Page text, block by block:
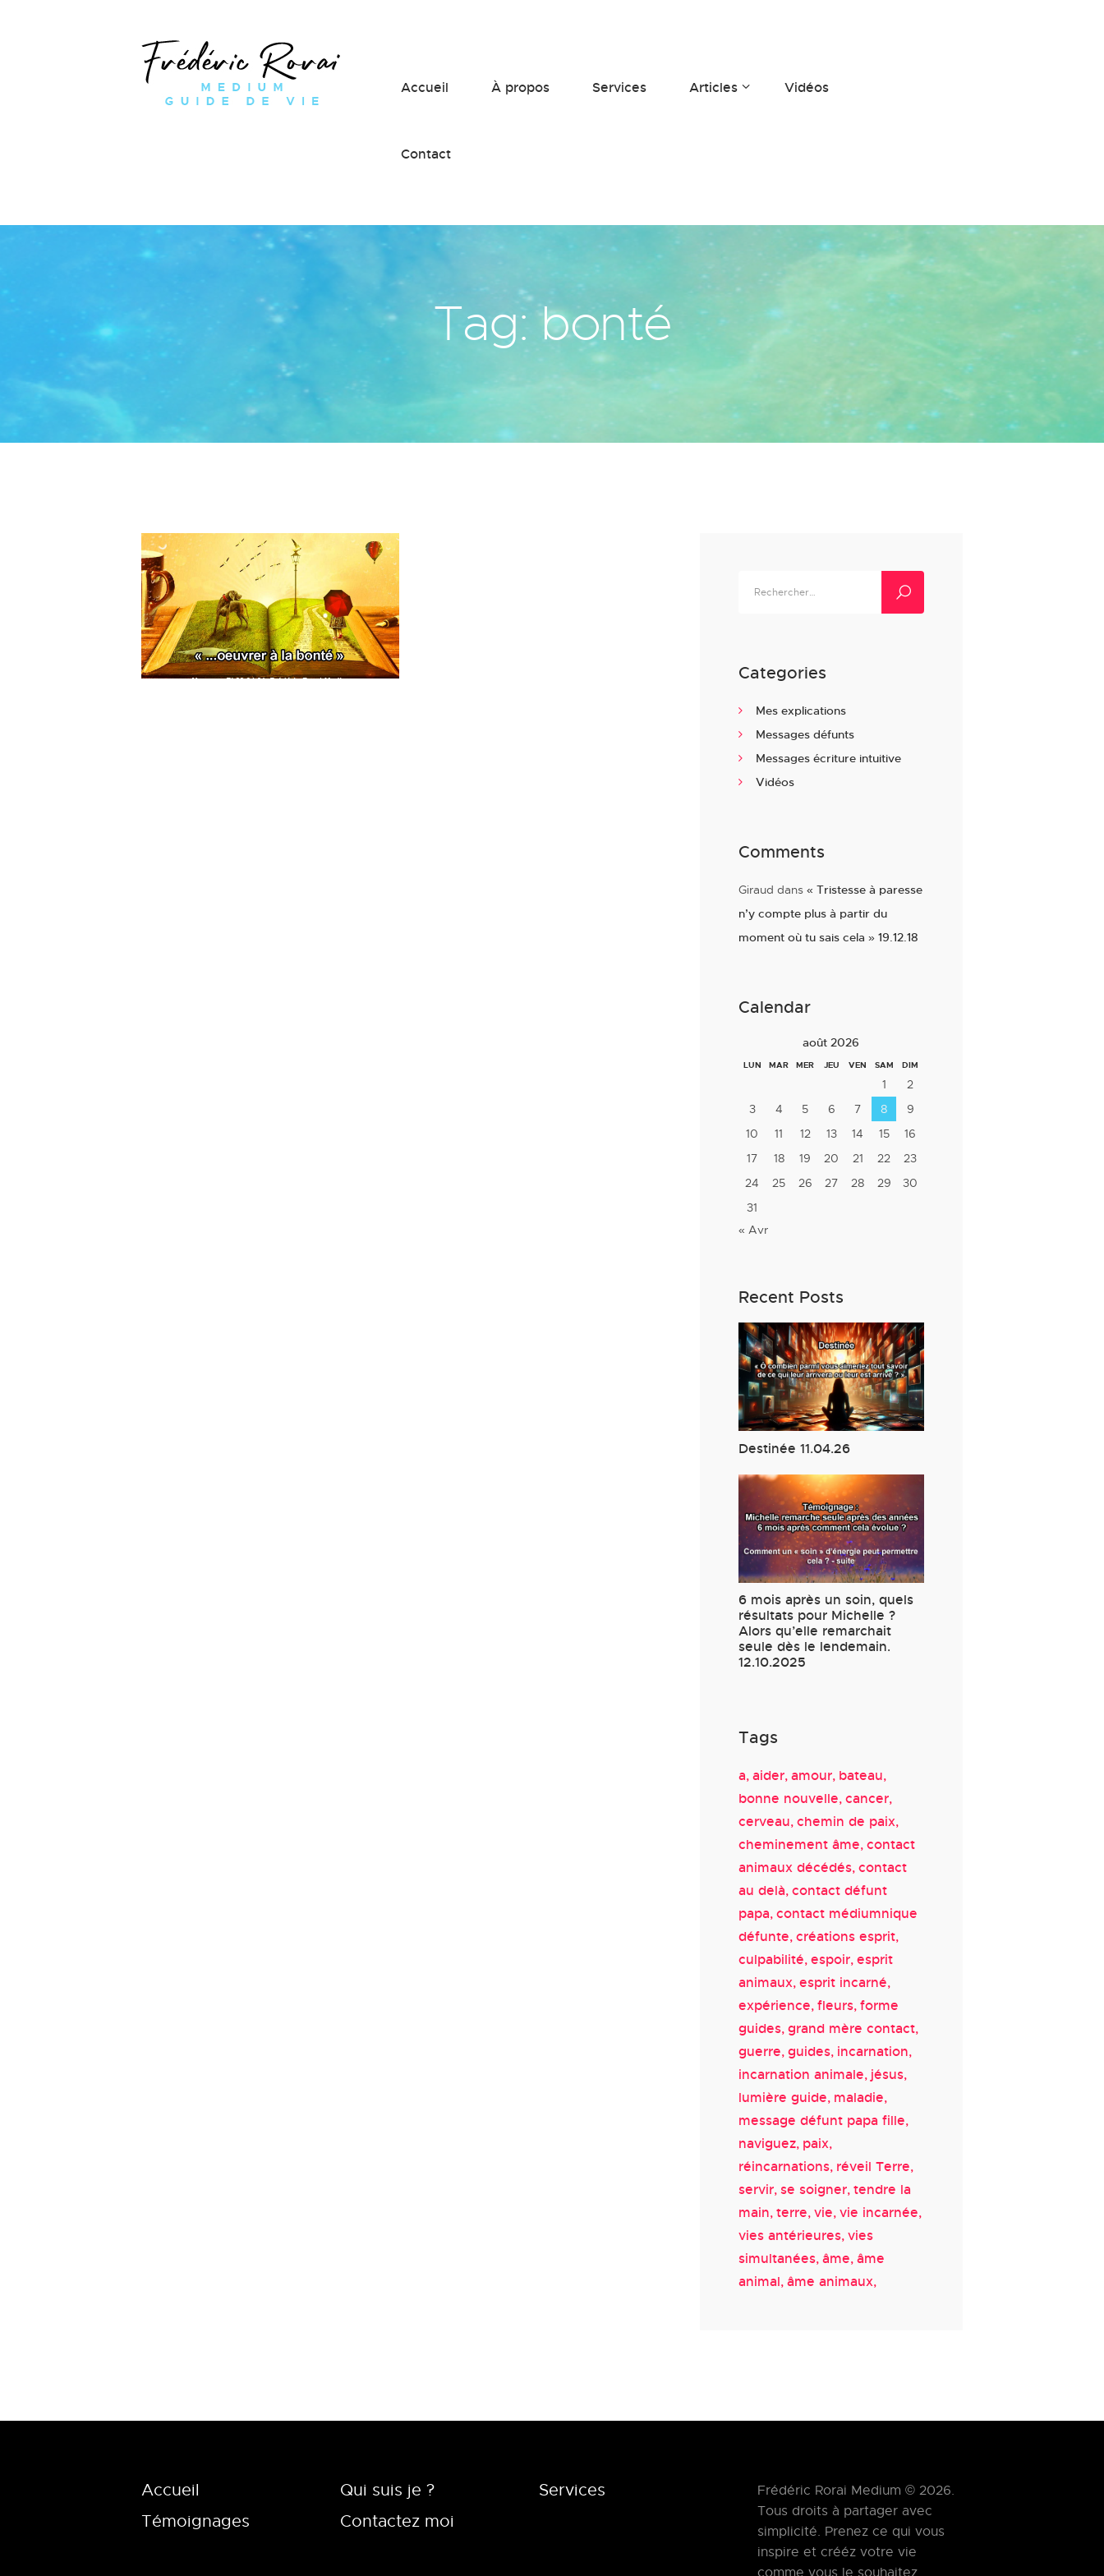
Accueil À propos Services Articles Vidéos
Contact
Tag: bonté
Categories
Mes explications
Messages défunts
Messages écriture intuitive
Vidéos
Comments
Giraud dans« Tristesse à paresse
n’y compte plus à partir du
moment où tu sais cela » 19.12.18
Calendar
août 2026
LUN MAR MER JEU VEN SAM DIM
1
2
3
4 5 6 7 8
9
10
11 12 13 14 15
16
17
18 19 20 21 22
23
24
25 26 27 28 29
30
31
« Avr
Recent Posts
Destinée 11.04.26
6 mois après un soin, quels
résultats pour Michelle ?
Alors qu’elle remarchait
seule dès le lendemain.
12.10.2025
Tags
a aider amour bateau
bonne nouvelle cancer
cerveau chemin de paix
cheminement âme contact
animaux décédés contact
au delà contact défunt
papa contact médiumnique
défunte créations esprit
culpabilité espoir esprit
animaux esprit incarné
expérience fleurs forme
guides grand mère contact
guerre guides incarnation
incarnation animale jésus
lumière guide maladie
message défunt papa fille
naviguez paix
réincarnations réveil Terre
servir se soigner tendre la
main terre vie vie incarnée
vies antérieures vies
simultanées âme âme
animal âme animaux
Accueil Qui suis je ?
Services
Témoignages
Contactez moi
Frédéric Rorai Medium © 2026.
Tous droits à partager avec
simplicité. Prenez ce qui vous
inspire et crééz votre vie
comme vous le souhaitez.